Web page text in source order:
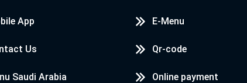
محمد صلاح سيد App
Us
Saudi Arabia
E-Menu
Qr-code
Online payment